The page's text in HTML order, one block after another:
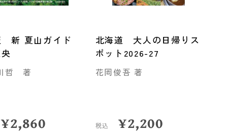
新 夏山ガイド
哲 著
¥2,860
北海道 大人の日帰りス
ポット2026-27
花岡俊吾 著
税込 ¥2,200